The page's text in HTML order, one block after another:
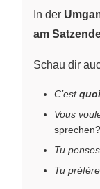
In der
am
Schau dir
C’estquoi
Vous
Tu
Tu